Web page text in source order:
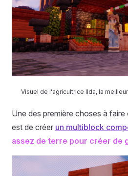
Visuel de l'agricultrice Ilda, la
Une des première choses à
est de créer un multiblock
assez de terre pour créer de